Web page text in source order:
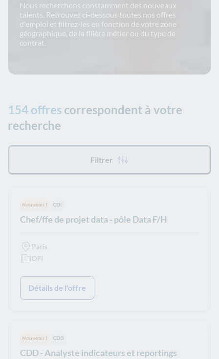
Nous recherchons constamment des nouveaux
talents. Retrouvez ci-dessous toutes nos offres
d'emploi et filtrez-les en fonction de votre zone
géographique, de la filière métier ou du type de
contrat.
154 offres correspondent à votre
recherche
Tous les filtres appliqués :
Filtrer
Nouveau ! Type de contrat :
CDI
Chef/ffe de projet data - pôle Data F/H
Paris
DFI
Détails de l'offre
Nouveau ! Type de contrat :
CDD
CDD - Analyste indicateurs et reportings